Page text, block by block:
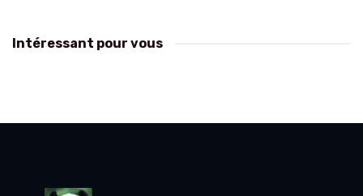
Intéressant pour vous